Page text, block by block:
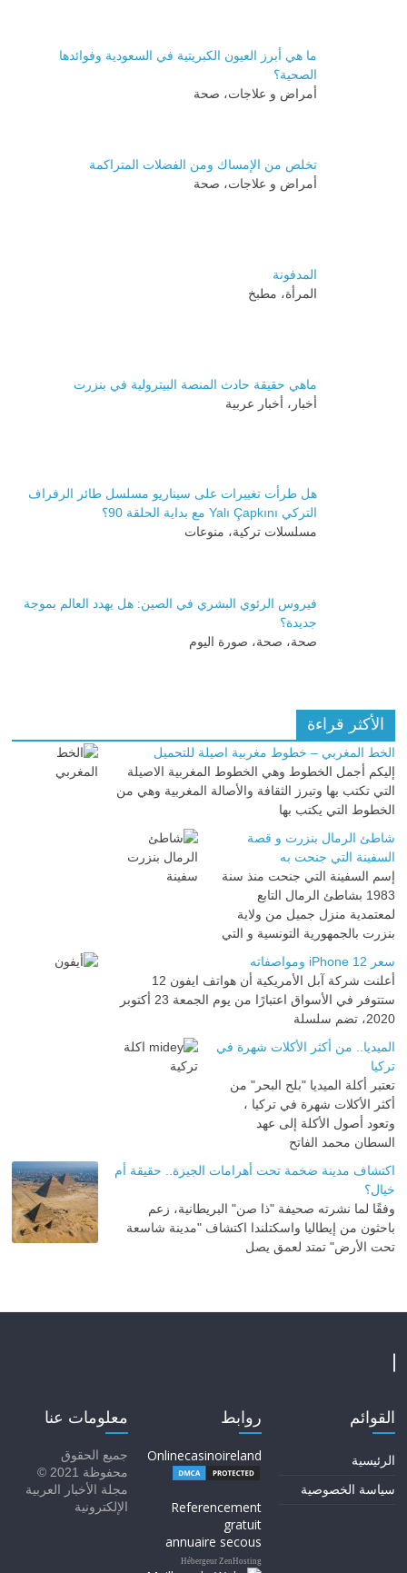
ما هي أبرز العيون الكبريتية في السعودية وفوائدها
الصحية؟
أمراض و علاجات، صحة
تخلص من الإمساك ومن الفضلات المتراكمة
أمراض و علاجات، صحة
المدفونة
المرأة، مطبخ
ماهي حقيقة حادث المنصة البيترولية في بنزرت
أخبار، أخبار عربية
هل طرأت تغييرات على سيناريو مسلسل طائر الرفراف
التركي Yalı Çapkını مع بداية الحلقة 90؟
مسلسلات تركية، منوعات
فيروس الرئوي البشري في الصين: هل يهدد العالم بموجة
جديدة؟
صحة، صحة، صورة اليوم
الأكثر قراءة
الخط المغربي – خطوط مغربية اصيلة للتحميل
إليكم أجمل الخطوط وهي الخطوط المغربية الاصيلة
التي تكتب بها وتبرز الثقافة والأصالة المغربية وهي من
الخطوط التي يكتب بها
شاطئ الرمال بنزرت و قصة
السفينة التي جنحت به
إسم السفينة التي جنحت منذ سنة
1983 بشاطئ الرمال التابع
لمعتمدية منزل جميل من ولاية
بنزرت بالجمهورية التونسية و التي
سعر iPhone 12 ومواصفاته
أعلنت شركة آبل الأمريكية أن هواتف ايفون 12
ستتوفر في الأسواق اعتبارًا من يوم الجمعة 23 أكتوبر
2020، تضم سلسلة
الميديا.. من أكثر الأكلات شهرة في
تركيا
تعتبر أكلة الميديا "بلح البحر" من
أكثر الأكلات شهرة في تركيا ،
وتعود أصول الأكلة إلى عهد
السطان محمد الفاتح
اكتشاف مدينة ضخمة تحت أهرامات الجيزة.. حقيقة أم
خيال؟
وفقًا لما نشرته صحيفة "ذا صن" البريطانية، زعم
باحثون من إيطاليا واسكتلندا اكتشاف "مدينة شاسعة
تحت الأرض" تمتد لعمق يصل
القوائم
الرئيسية
سياسة الخصوصية
روابط
Onlinecasinoireland
Referencement
gratuit
annuaire secous
Hébergeur ZenHosting
معلومات عنا
جميع الحقوق
محفوظة 2021 ©
مجلة الأخبار العربية
الإلكترونية